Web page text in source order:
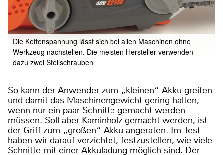
Die Kettenspannung lässt sich bei allen Maschinen ohne
Werkzeug nachstellen. Die meisten Hersteller verwenden
dazu zwei Stellschrauben
So kann der Anwender zum „kleinen“ Akku greifen
und damit das Maschinengewicht gering halten,
wenn nur ein paar Schnitte gemacht werden
müssen. Soll aber Kaminholz gemacht werden, ist
der Griff zum „großen“ Akku angeraten. Im Test
haben wir darauf verzichtet, festzustellen, wie viele
Schnitte mit einer Akkuladung möglich sind. Der